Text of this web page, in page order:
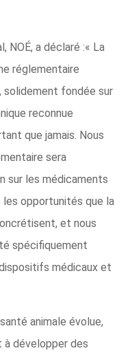
NOÉ, a déclaré :« La
réglementaire
solidement fondée sur
reconnue
que jamais. Nous
sera
sur les médicaments
les opportunités que la
et nous
spécifiquement
médicaux et
animale évolue,
à développer des